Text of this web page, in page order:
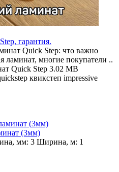
гарантия.
Quick Step: что важно
ламинат, многие покупатели ..
Quick Step 3.02 MB
квикстеп impressive
(3мм)
мм: 3 Ширина, м: 1